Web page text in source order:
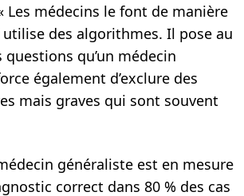
Les médecins le font de manière
des algorithmes. Il pose au
questions qu’un médecin
également d’exclure des
mais graves qui sont souvent
généraliste est en mesure
correct dans 80 % des cas